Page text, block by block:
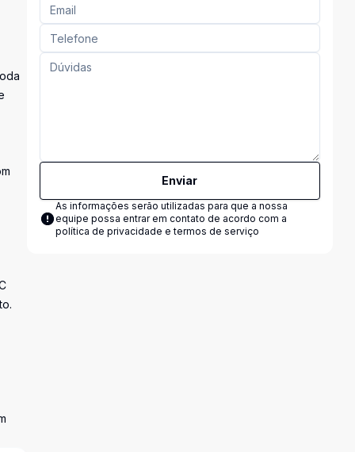
Enviar
As informações serão utilizadas para que a nossa
equipe possa entrar em contato de acordo com a
política de privacidade e termos de serviço